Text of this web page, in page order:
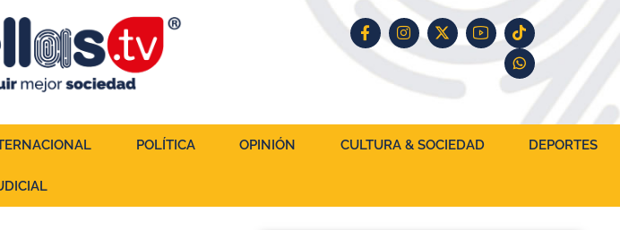
POLÍTICA OPINIÓN CULTURA & SOCIEDAD DEPORTES